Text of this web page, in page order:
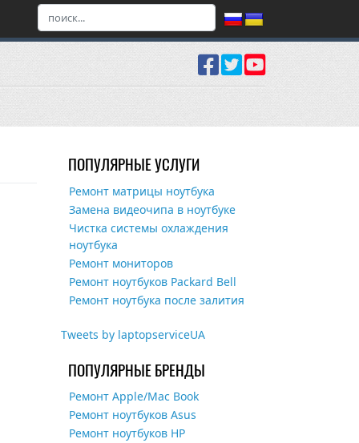
ПОПУЛЯРНЫЕ УСЛУГИ
Ремонт матрицы ноутбука
Замена видеочипа в ноутбуке
Чистка системы охлаждения
ноутбука
Ремонт мониторов
Ремонт ноутбуков Packard Bell
Ремонт ноутбука после залития
Tweets by laptopserviceUA
ПОПУЛЯРНЫЕ БРЕНДЫ
Ремонт Apple/Mac Book
Ремонт ноутбуков Asus
Ремонт ноутбуков HP